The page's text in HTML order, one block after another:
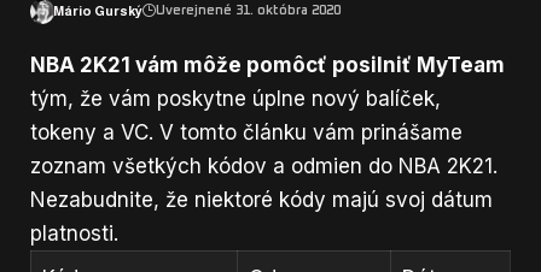
Mário Gurský Uverejnené 31. októbra 2020
NBA 2K21 vám môže pomôcť posilniť MyTeam
tým, že vám poskytne úplne nový balíček,
tokeny a VC. V tomto článku vám prinášame
zoznam všetkých kódov a odmien do NBA 2K21.
Nezabudnite, že niektoré kódy majú svoj dátum
platnosti.